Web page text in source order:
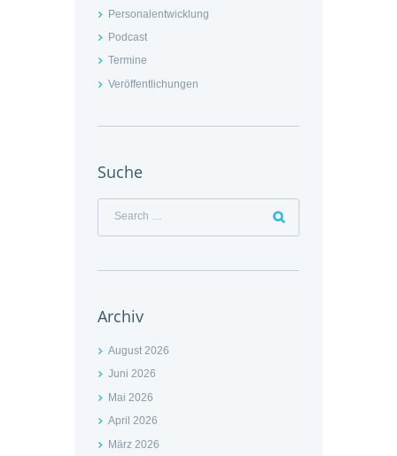
Personalentwicklung
Podcast
Termine
Veröffentlichungen
Suche
Archiv
August 2026
Juni 2026
Mai 2026
April 2026
März 2026